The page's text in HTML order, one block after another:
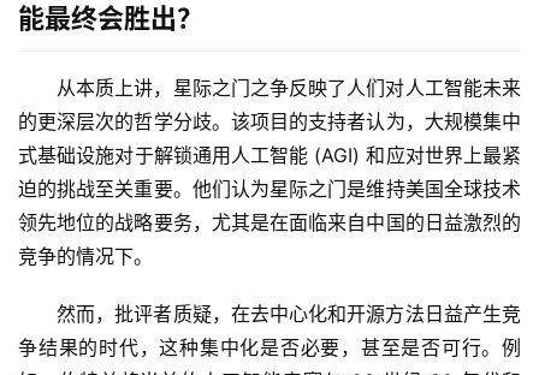
能最终会胜出？
从本质上讲，星际之门之争反映了人们对人工智能未来
的更深层次的哲学分歧。该项目的支持者认为，大规模集中
式基础设施对于解锁通用人工智能 (AGI) 和应对世界上最紧
迫的挑战至关重要。他们认为星际之门是维持美国全球技术
领先地位的战略要务，尤其是在面临来自中国的日益激烈的
竞争的情况下。
然而，批评者质疑，在去中心化和开源方法日益产生竞
争结果的时代，这种集中化是否必要，甚至是否可行。例